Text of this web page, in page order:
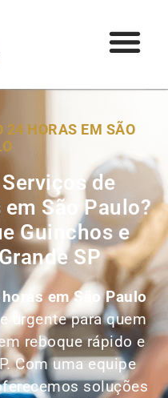
24 HORAS EM SÃO
de
São Paulo?
Guinchos e
SP
em São Paulo
urgente para quem
reboque rápido e
Com uma equipe
soluções